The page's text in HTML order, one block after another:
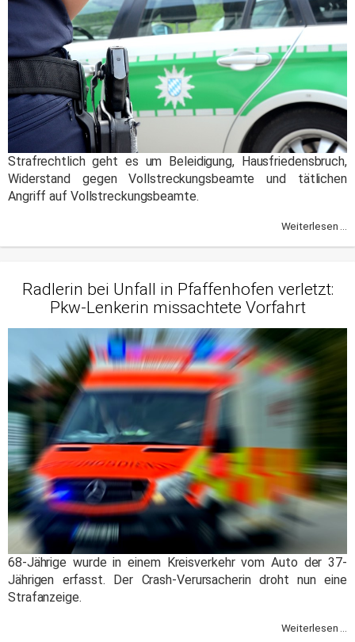
Strafrechtlich geht es um Beleidigung, Hausfriedensbruch,
Widerstand gegen Vollstreckungsbeamte und tätlichen
Angriff auf Vollstreckungsbeamte.
Weiterlesen ...
Radlerin bei Unfall in Pfaffenhofen verletzt:
Pkw-Lenkerin missachtete Vorfahrt
68-Jährige wurde in einem Kreisverkehr vom Auto der 37-
Jährigen erfasst. Der Crash-Verursacherin droht nun eine
Strafanzeige.
Weiterlesen ...